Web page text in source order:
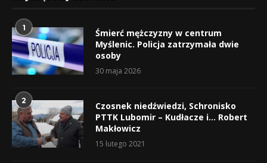
1
Śmierć mężczyzny w centrum
Myślenic. Policja zatrzymała dwie
osoby
30 maja 2026
2
Czosnek niedźwiedzi, Schronisko
PTTK Lubomir – Kudłacze i… Robert
Makłowicz
15 lutego 2021